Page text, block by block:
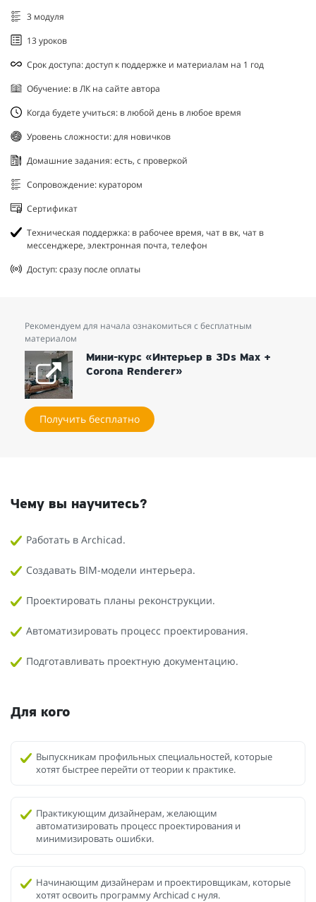
3 модуля
13 уроков
Срок доступа: доступ к поддержке и материалам на 1 год
Обучение: в ЛК на сайте автора
Когда будете учиться: в любой день в любое время
Уровень сложности: для новичков
Домашние задания: есть, с проверкой
Сопровождение: куратором
Сертификат
Техническая поддержка: в рабочее время, чат в вк, чат в
мессенджере, электронная почта, телефон
Доступ: сразу после оплаты
Рекомендуем для начала ознакомиться с бесплатным
материалом
Мини-курс «Интерьер в 3Ds Max +
Corona Renderer»
Получить бесплатно
Чему вы научитесь?
Работать в Archicad.
Создавать BIM-модели интерьера.
Проектировать планы реконструкции.
Автоматизировать процесс проектирования.
Подготавливать проектную документацию.
Для кого
Выпускникам профильных специальностей, которые
хотят быстрее перейти от теории к практике.
Практикующим дизайнерам, желающим
автоматизировать процесс проектирования и
минимизировать ошибки.
Начинающим дизайнерам и проектировщикам, которые
хотят освоить программу Archicad с нуля.